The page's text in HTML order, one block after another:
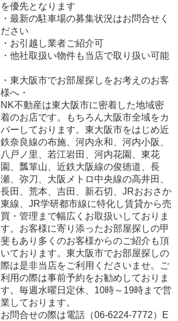
を優先となります
・最新の駐車場の募集状況はお問合せく
ださい
・お引越し業者ご紹介可
・他社取扱い物件も当店で取り扱い可能
・東大阪市でお部屋探しをお考えのお客
様へ・
NK不動産は東大阪市に密着した地域密
着のお店です。もちろん大阪市全域をカ
バーしております。東大阪市をはじめ近
鉄奈良線の布施、河内永和、河内小阪、
八戸ノ里、若江岩田、河内花園、東花
園、瓢箪山、近鉄大阪線の俊徳道、長
瀬、弥刀、大阪メトロ中央線の高井田、
長田、荒本、吉田、新石切、JRおおさか
東線、JR学研都市線に特化し賃貸から売
買・管理まで幅広くお取扱いしておりま
す。お客様に寄り添ったお部屋探しの甲
斐もあり多くのお客様からのご紹介も頂
いております。東大阪市でお部屋探しの
際は是非当店をご利用くださいませ。ご
利用の際は事前予約をお勧めしておりま
す。毎週水曜日定休、10時～19時まで営
業しております。
お問合せの際は電話（06-6224-7772）E